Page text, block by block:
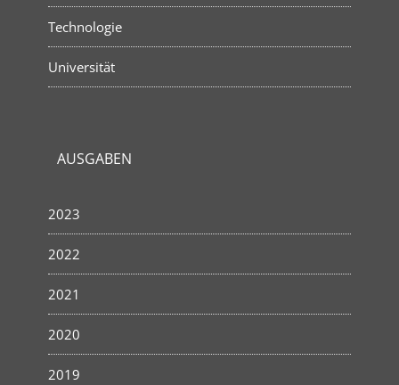
Technologie
Universität
AUSGABEN
2023
2022
2021
2020
2019